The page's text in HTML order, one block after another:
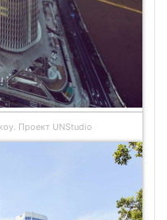
Проект UNStudio